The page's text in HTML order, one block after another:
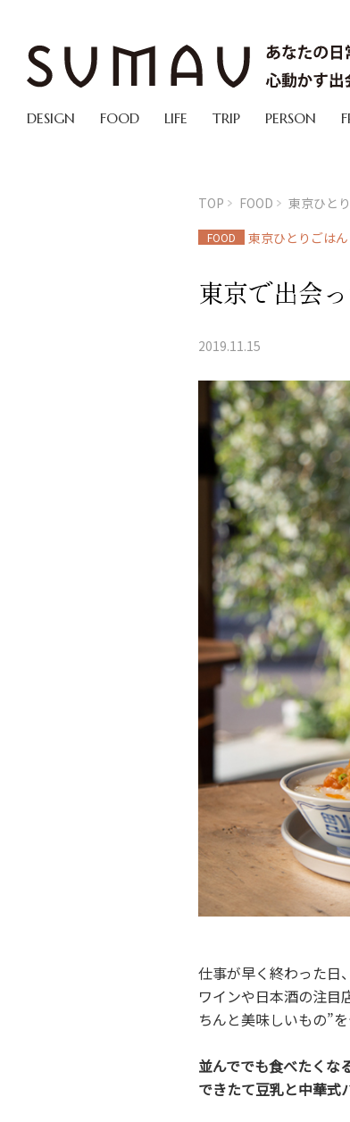
DESIGN FOOD LIFE TRIP PERSON
TOP FOOD 東京ひと
FOOD 東京ひとりごはん
東京で出会
2019.11.15
仕事が早く終わった日
ワインや日本酒の注目
ちんと美味しいもの”
並んででも食べたくな
できたて豆乳と中華式